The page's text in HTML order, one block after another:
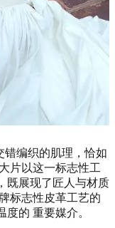
错编织的肌理，恰如
片以这一标志性工
既展现了匠人与材质
标志性皮革工艺的
的 重要媒介。